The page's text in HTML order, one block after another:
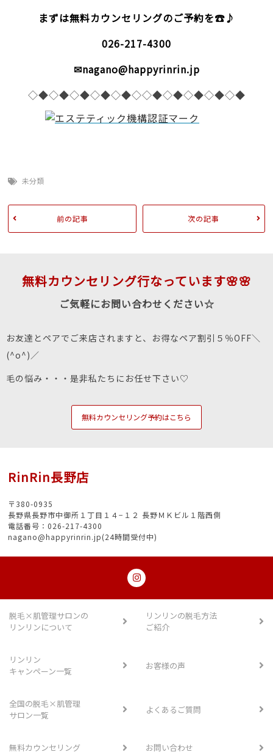
まずは無料カウンセリングのご予約を☎♪
026-217-4300
✉nagano@happyrinrin.jp
◇◆◇◆◇◆◇◆◇◆◇◇◆◇◆◇◆◇◆◇◆
未分類
前の記事 次の記事
無料カウンセリング行なっています🌸🌸
ご気軽にお問い合わせください☆
お友達とペアでご来店されますと、お得なペア割引５％OFF＼
(^o^)／
毛の悩み・・・是非私たちにお任せ下さい♡
無料カウンセリング予約はこちら
RinRin長野店
〒380-0935
長野県長野市中御所１丁目１４−１２ 長野ＭＫビル１階西側
電話番号：026-217-4300
nagano@happyrinrin.jp(24時間受付中)
脱毛×肌管理サロンの
リンリンについて
リンリンの脱毛方法
ご紹介
リンリン
キャンペーン一覧
お客様の声
全国の脱毛×肌管理
サロン一覧
よくあるご質問
無料カウンセリング お問い合わせ